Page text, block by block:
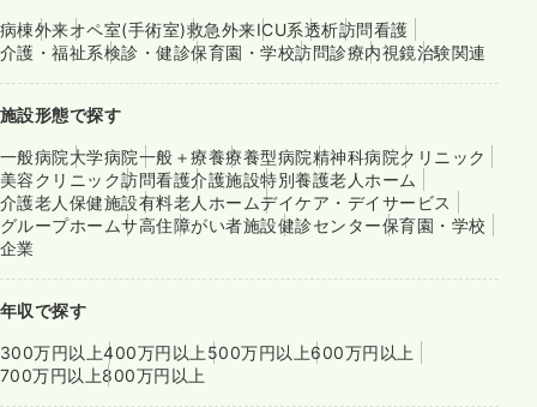
病棟外来オペ室(手術室)救急外来ICU系透析訪問看護
介護・福祉系検診・健診保育園・学校訪問診療内視鏡治験関連
施設形態で探す
一般病院大学病院一般＋療養療養型病院精神科病院クリニック
美容クリニック訪問看護介護施設特別養護老人ホーム
介護老人保健施設有料老人ホームデイケア・デイサービス
グループホームサ高住障がい者施設健診センター保育園・学校
企業
年収で探す
300万円以上400万円以上 500万円以上600万円以上
700万円以上800万円以上